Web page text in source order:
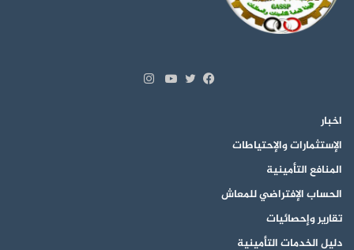
اخبار
الإستثمارات والإحتياطات
المنافع التأمينية
الحساب الإفتراضي للمعاش
تقارير وإحصائيات
دليل الخدمات التأمينية